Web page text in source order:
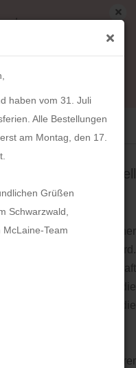
haben vom 31. Juli
Alle Bestellungen
am Montag, den 17.
Grüßen
Schwarzwald,
McLaine-Team
unserer
Uhr bis 16.
ab Montag,
Die Kuhfell
natürliche Felle, einer
bezeichnet wird.
der Landwirtschaft
werden von uns nur die
Hand ausgesucht, die
weiterverarbeitet.
ausschließlich nach ihrer